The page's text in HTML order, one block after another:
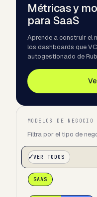
Métricas y
para SaaS
Aprende a construir el
los dashboards que
autogestionado de
MODELOS DE NEGOCIO
Filtra por el tipo de
VER TODOS
SAAS